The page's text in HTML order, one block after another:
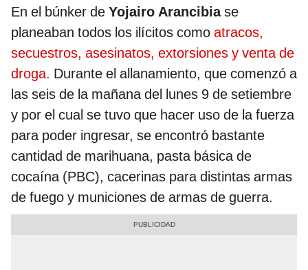
En el búnker de Yojairo Arancibiase
planeaban todos los ilícitos como atracos,
secuestros, asesinatos, extorsiones y venta de
droga. Durante el allanamiento, que comenzó a
las seis de la mañana del lunes 9 de setiembre
y por el cual se tuvo que hacer uso de la fuerza
para poder ingresar, se encontró bastante
cantidad de marihuana, pasta básica de
cocaína (PBC), cacerinas para distintas armas
de fuego y municiones de armas de guerra.